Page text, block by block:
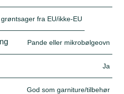
fra EU/ikke-EU
Pande eller mikrobølgeovn
Ja
God som garniture/tilbehør